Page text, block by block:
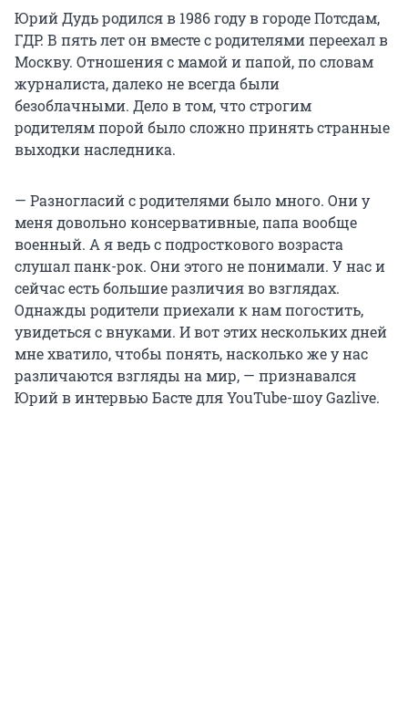
Юрий Дудь родился в 1986 году в городе Потсдам,
ГДР. В пять лет он вместе с родителями переехал в
Москву. Отношения с мамой и папой, по словам
журналиста, далеко не всегда были
безоблачными. Дело в том, что строгим
родителям порой было сложно принять странные
выходки наследника.
— Разногласий с родителями было много. Они у
меня довольно консервативные, папа вообще
военный. А я ведь с подросткового возраста
слушал панк-рок. Они этого не понимали. У нас и
сейчас есть большие различия во взглядах.
Однажды родители приехали к нам погостить,
увидеться с внуками. И вот этих нескольких дней
мне хватило, чтобы понять, насколько же у нас
различаются взгляды на мир, — признавался
Юрий в интервью Басте для YouTube-шоу Gazlive.